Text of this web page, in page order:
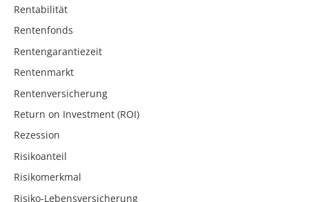
Rentabilität
Rentenfonds
Rentengarantiezeit
Rentenmarkt
Rentenversicherung
Return on Investment (ROI)
Rezession
Risikoanteil
Risikomerkmal
Risiko-Lebensversicherung